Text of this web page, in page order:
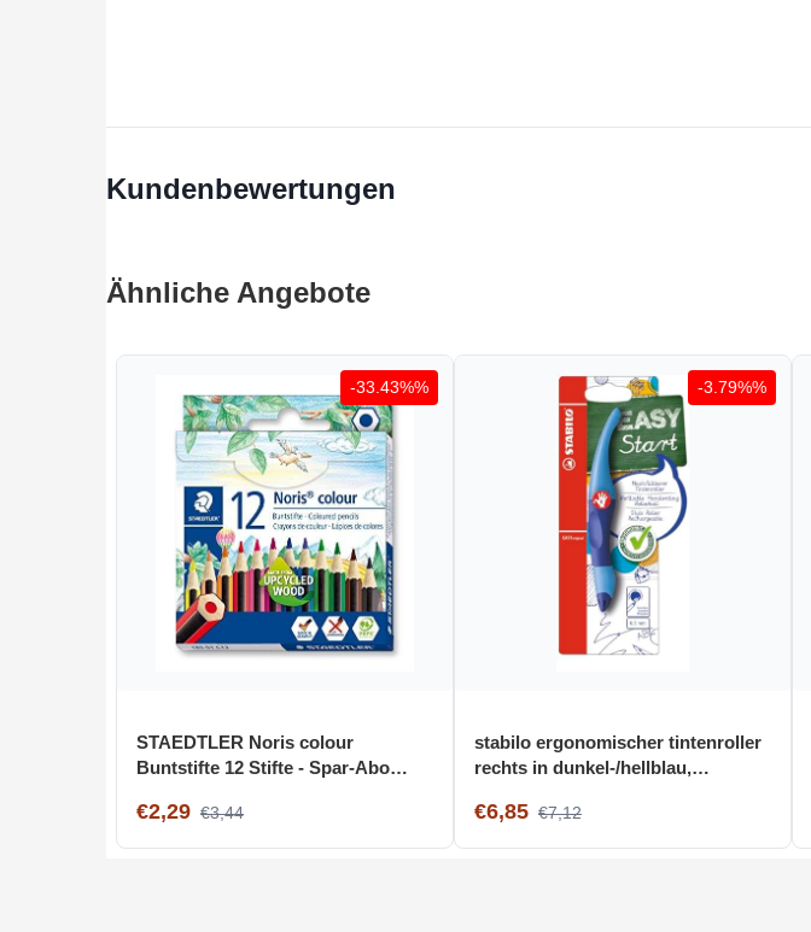
Kundenbewertungen
Ähnliche Angebote
-33.43%%
STAEDTLER Noris colour
Buntstifte 12 Stifte - Spar-Abo
€2,29 €3,44
-3.79%%
stabilo ergonomischer tintenroller
rechts in dunkel-/hellblau,
€6,85 €7,12